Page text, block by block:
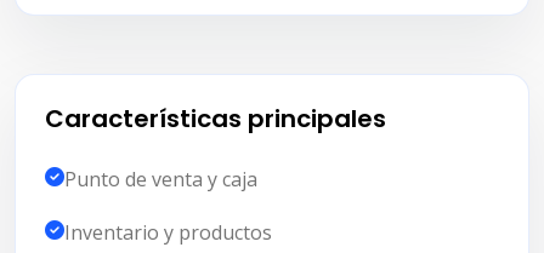
Características principales
Punto de venta y caja
Inventario y productos